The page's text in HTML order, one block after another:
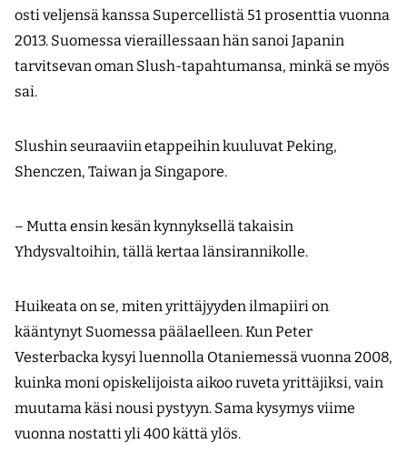
osti veljensä kanssa Supercellistä 51 prosenttia vuonna
2013. Suomessa vieraillessaan hän sanoi Japanin
tarvitsevan oman Slush-tapahtumansa, minkä se myös
sai.
Slushin seuraaviin etappeihin kuuluvat Peking,
Shenczen, Taiwan ja Singapore.
– Mutta ensin kesän kynnyksellä takaisin
Yhdysvaltoihin, tällä kertaa länsirannikolle.
Huikeata on se, miten yrittäjyyden ilmapiiri on
kääntynyt Suomessa päälaelleen. Kun Peter
Vesterbacka kysyi luennolla Otaniemessä vuonna 2008,
kuinka moni opiskelijoista aikoo ruveta yrittäjiksi, vain
muutama käsi nousi pystyyn. Sama kysymys viime
vuonna nostatti yli 400 kättä ylös.